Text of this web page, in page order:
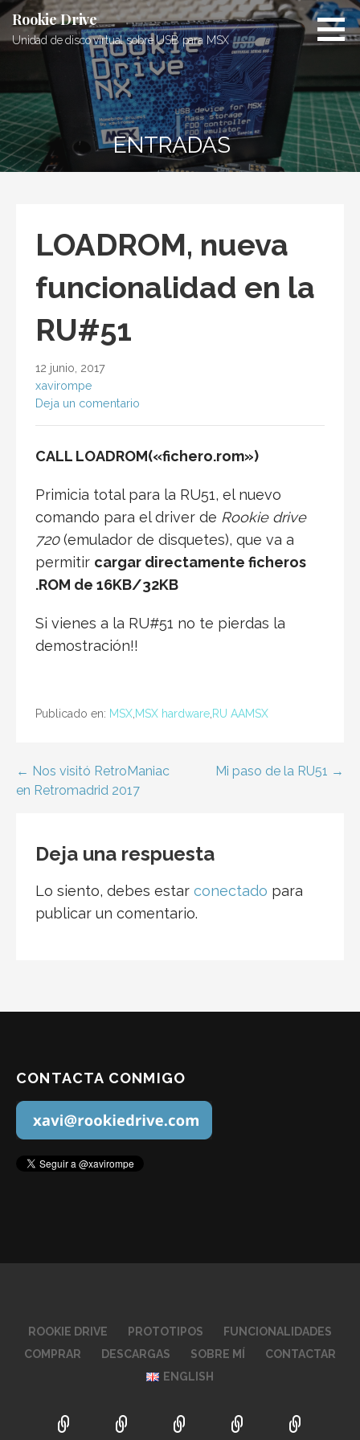
Saltar
contenido
Rookie Drive
Unidad de disco virtual sobre USB para MSX
ENTRADAS
LOADROM, nueva
funcionalidad en la
RU#51
12 junio, 2017
xavirompe
Deja un comentario
CALL LOADROM(«fichero.rom»)
Primicia total para la RU51, el nuevo
comando para el driver de Rookie drive
720(emulador de disquetes), que va a
permitir cargar directamente ficheros
.ROM de 16KB/32KB
Si vienes a la RU#51 no te pierdas la
demostración!!
Publicado en: MSX MSX hardware RU AAMSX
Navegación
← Nos visitó RetroManiac
en Retromadrid 2017
Mi paso de la RU51 →
Deja una respuesta
Lo siento, debes estar conectado para
publicar un comentario.
CONTACTA CONMIGO
ROOKIE DRIVE PROTOTIPOS
FUNCIONALIDADES
COMPRAR
DESCARGAS SOBRE MÍ
CONTACTAR
ENGLISH